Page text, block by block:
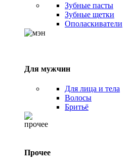
Зубные пасты
Зубные щетки
Ополаскиватели
Для мужчин
Для лица и тела
Волосы
Бритьё
Прочее